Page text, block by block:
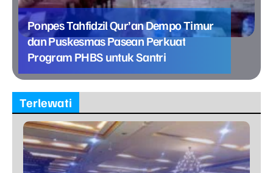
Ponpes Tahfidzil Qur’an Dempo Timur
dan Puskesmas Pasean Perkuat
Program PHBS untuk Santri
Terlewati